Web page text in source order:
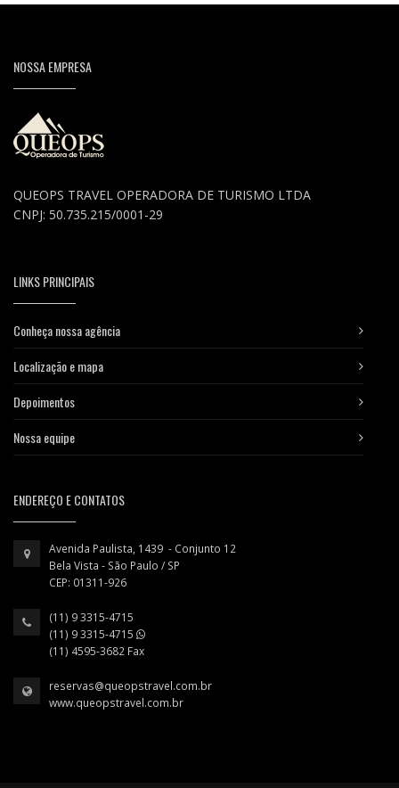
NOSSA EMPRESA
QUEOPS TRAVEL OPERADORA DE TURISMO LTDA
CNPJ: 50.735.215/0001-29
LINKS PRINCIPAIS
Conheça nossa agência
Localização e mapa
Depoimentos
Nossa equipe
ENDEREÇO E CONTATOS
Avenida Paulista, 1439 - Conjunto 12
Bela Vista - São Paulo / SP
CEP: 01311-926
(11) 9 3315-4715
(11) 9 3315-4715
(11) 4595-3682 Fax
reservas@queopstravel.com.br
www.queopstravel.com.br